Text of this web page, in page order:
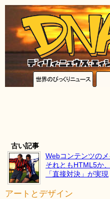
古い記事
Webコンテンツの
それともHTML5か
「直接対決」が実現
アートとデザイン